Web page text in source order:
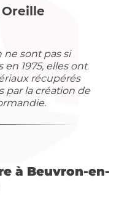
Oreille
ne sont pas si
1975, elles ont
récupérés
par la création de
à Beuvron-en-